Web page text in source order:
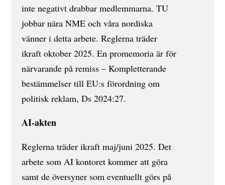
inte negativt drabbar medlemmarna. TU
jobbar nära NME och våra nordiska
vänner i detta arbete. Reglerna träder
ikraft oktober 2025. En promemoria är för
närvarande på remiss – Kompletterande
bestämmelser till EU:s förordning om
politisk reklam, Ds 2024:27.
AI-akten
Reglerna träder ikraft maj/juni 2025. Det
arbete som AI kontoret kommer att göra
samt de översyner som eventuellt görs på